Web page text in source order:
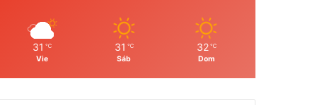
31 ℃
Vie
31 ℃
Sáb
32 ℃
Dom